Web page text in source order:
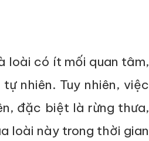
loài có ít mối quan tâm,
nhiên. Tuy nhiên, việc
đặc biệt là rừng thưa,
loài này trong thời gian